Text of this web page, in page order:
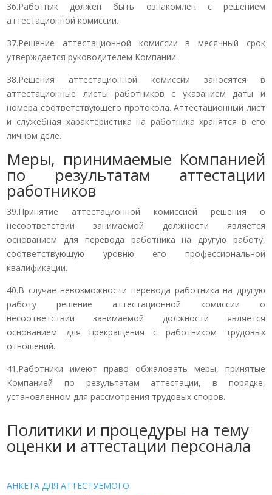
36.Работник должен быть ознакомлен с решением
аттестационной комиссии.
37.Решение аттестационной комиссии в месячный срок
утверждается руководителем Компании.
38.Решения аттестационной комиссии заносятся в
аттестационные листы работников с указанием даты и
номера соответствующего протокола. Аттестационный лист
и служебная характеристика на работника хранятся в его
личном деле.
Меры, принимаемые Компанией
по результатам аттестации
работников
39.Принятие аттестационной комиссией решения о
несоответствии занимаемой должности является
основанием для перевода работника на другую работу,
соответствующую уровню его профессиональной
квалификации.
40.В случае невозможности перевода работника на другую
работу решение аттестационной комиссии о
несоответствии занимаемой должности является
основанием для прекращения с работником трудовых
отношений.
41.Работники имеют право обжаловать меры, принятые
Компанией по результатам аттестации, в порядке,
установленном для рассмотрения трудовых споров.
Политики и процедуры на тему
оценки и аттестации персонала
АНКЕТА ДЛЯ АТТЕСТУЕМОГО